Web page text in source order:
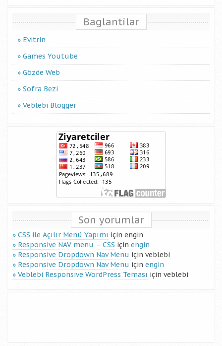
Baglantilar
Evitrin
Games Youtube
Gözde Web
Sofra Bezi
Veblebi Blogger
Son yorumlar
CSS ile Açılır Menü Yapımı için engin
Responsive NAV menu – CSS için engin
Responsive Dropdown Nav Menu için veblebi
Responsive Dropdown Nav Menu için engin
Veblebi Responsive WordPress Teması için veblebi